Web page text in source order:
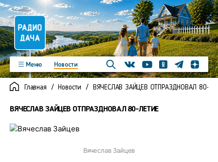
Меню
Новости
Программы
Подкасты
Новинки
Видео
ВконтактеYoutubeОдноклассники
ТелеграмЯндекс
Главная Новости ВЯЧЕСЛАВ ЗАЙЦЕВ ОТПРАЗДНОВАЛ 80-
ВЯЧЕСЛАВ ЗАЙЦЕВ ОТПРАЗДНОВАЛ 80-ЛЕТИЕ
Вячеслав Зайцев